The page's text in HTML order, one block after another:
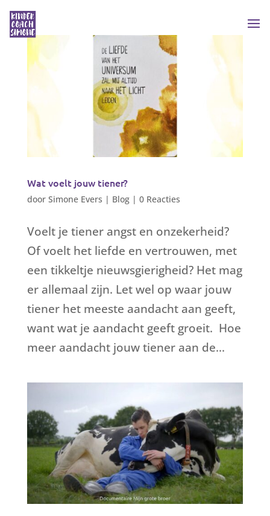
Wat voelt jouw tiener?
door Simone Evers | Blog| 0 Reacties
Voelt je tiener angst en onzekerheid?
Of voelt het liefde en vertrouwen, met
een tikkeltje nieuwsgierigheid? Het mag
er allemaal zijn. Let wel op waar jouw
tiener het meeste aandacht aan geeft,
want wat je aandacht geeft groeit. Hoe
meer aandacht jouw tiener aan de...